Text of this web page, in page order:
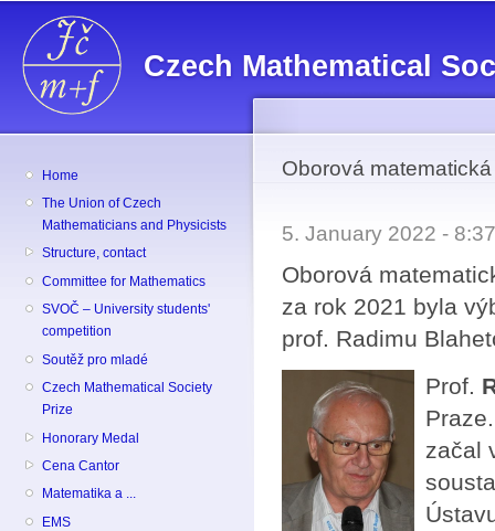
Czech Mathematical
Home
The Union of Czech
Mathematicians and Physicists
Structure, contact
Committee for Mathematics
SVOČ – University students'
competition
Soutěž pro mladé
Czech Mathematical Society
Prize
Honorary Medal
Cena Cantor
Matematika a ...
EMS
Oborová
5. January 2022 -
Oborová
za rok 2021 byla
prof. Radimu
Prof.
začal